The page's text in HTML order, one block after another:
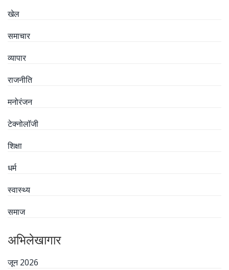
खेल
समाचार
व्यापार
राजनीति
मनोरंजन
टेक्नोलॉजी
शिक्षा
धर्म
स्वास्थ्य
समाज
अभिलेखागार
जून 2026